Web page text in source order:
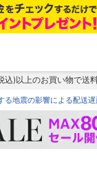
込)以上のお買い物で送
る地震の影響による配送